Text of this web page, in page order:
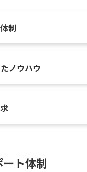
制
ノウハウ
ト体制